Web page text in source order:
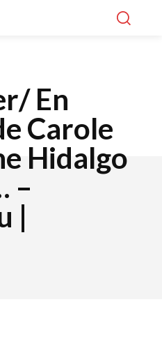
En
Carole
Hidalgo
–
|